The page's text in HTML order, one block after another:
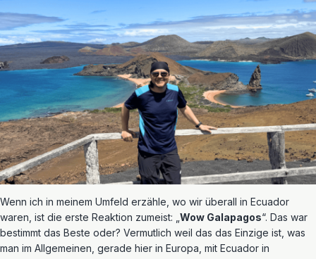
Wenn ich in meinem Umfeld erzähle, wo wir überall in Ecuador
waren, ist die erste Reaktion zumeist: „ Wow Galapagos“. Das war
bestimmt das Beste oder? Vermutlich weil das das Einzige ist, was
man im Allgemeinen, gerade hier in Europa, mit Ecuador in